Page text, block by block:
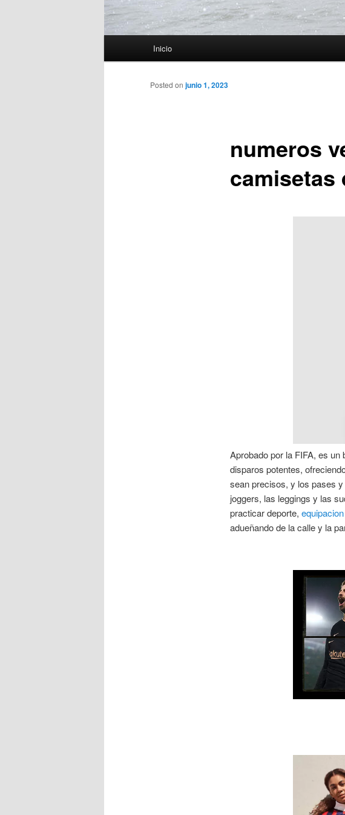
Inicio
numeros
Posted on junio 1, 2023
Aprobado por la FIFA, es
disparos potentes,
sean precisos, y los pases
joggers, las leggings y las
practicar deporte,
adueñando de la calle y la